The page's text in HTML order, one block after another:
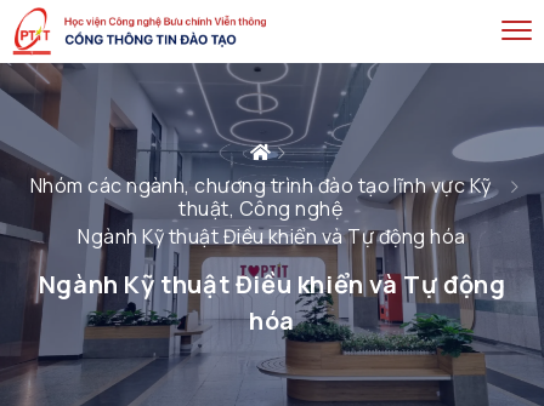
Nhóm các ngành, chương trình đào tạo lĩnh vực Kỹ
thuật, Công nghệ
Ngành Kỹ thuật Điều khiển và Tự động hóa
Ngành Kỹ thuật Điều khiển và Tự động
hóa